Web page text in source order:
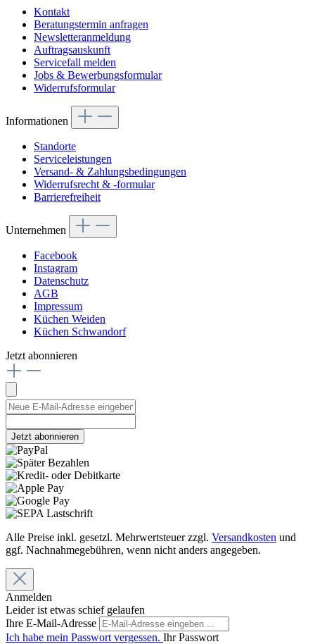
Kontakt
Beratungstermin anfragen
Newsletteranmeldung
Auftragsauskunft
Servicefall melden
Jobs & Bewerbungsformular
Widerrufsformular
Informationen
Standorte
Serviceleistungen
Versand- & Zahlungsbedingungen
Widerrufsrecht & -formular
Barrierefreiheit
Unternehmen
Facebook
Instagram
Datenschutz
AGB
Impressum
Küchen Weiden
Küchen Schwandorf
Jetzt abonnieren
Jetzt abonnieren
Alle Preise inkl. gesetzl. Mehrwertsteuer zzgl. Versandkosten und
ggf. Nachnahmegebühren, wenn nicht anders angegeben.
Anmelden
Leider ist etwas schief gelaufen
Ihre E-Mail-Adresse
Ich habe mein Passwort vergessen. Ihr Passwort